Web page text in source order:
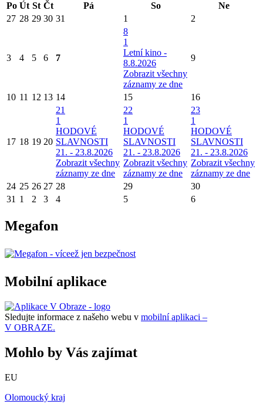
Po Út St Čt Pá So
Ne
27 28 29 30 31 1 2
3 4 5 6 7
8
1
Letní kino -
8.8.2026
Zobrazit všechny
záznamy ze dne
9
10 11 12 13 14 15 16
17 18 19 20
21
1
HODOVÉ
SLAVNOSTI
21. - 23.8.2026
Zobrazit všechny
záznamy ze dne
22
1
HODOVÉ
SLAVNOSTI
21. - 23.8.2026
Zobrazit všechny
záznamy ze dne
23
1
HODOVÉ
SLAVNOSTI
21. - 23.8.2026
Zobrazit všechny
záznamy ze dne
24 25 26 27 28 29
30
31 1 2 3 4 5 6
Megafon
Mobilní aplikace
Sledujte informace z našeho webu v mobilní aplikaci –
V OBRAZE.
Mohlo by Vás zajímat
EU
Olomoucký kraj